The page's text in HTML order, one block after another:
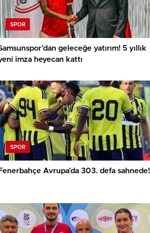
SPOR
geleceğe yatırım! 5 yıllık
imza heyecan kattı
SPOR
Fenerbahçe Avrupa’da 303. defa sahnede!